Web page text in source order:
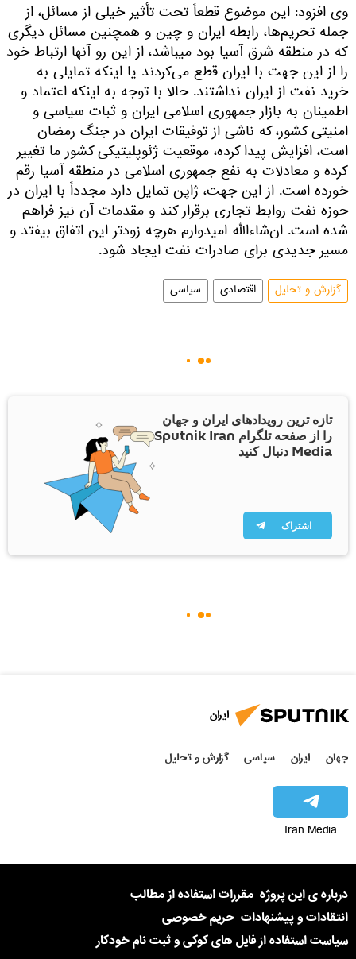
وی افزود: این موضوع قطعاً تحت تأثیر خیلی از مسائل، از
جمله تحریم‌ها، رابطه ایران و چین و همچنین مسائل دیگری
که در منطقه شرق آسیا بود میباشد، از این رو آنها ارتباط خود
را از این جهت با ایران قطع می‌کردند یا اینکه تمایلی به
خرید نفت از ایران نداشتند. حالا با توجه به اینکه اعتماد و
اطمینان به بازار جمهوری اسلامی ایران و ثبات سیاسی و
امنیتی کشور، که ناشی از توفیقات ایران در جنگ رمضان
است، افزایش پیدا کرده، موقعیت ژئوپلیتیکی کشور ما تغییر
کرده و معادلات به نفع جمهوری اسلامی در منطقه آسیا رقم
خورده است. از این جهت، ژاپن تمایل دارد مجدداً با ایران در
حوزه نفت روابط تجاری برقرار کند و مقدمات آن نیز فراهم
شده است. ان‌شاءالله امیدوارم هرچه زودتر این اتفاق بیفتد و
مسیر جدیدی برای صادرات نفت ایجاد شود.
گزارش و تحلیل اقتصادی سیاسی
تازه ترین رویدادهای ایران و جهان
را از صفحه تلگرام Sputnik Iran
Media دنبال کنید
اشتراک
ایران
جهان ایران سیاسی گزارش و تحلیل
Iran Media
درباره ی این پروژه مقررات استفاده از مطالب
انتقادات و پیشنهادات حریم خصوصی
سیاست استفاده از فایل های کوکی و ثبت نام خودکار